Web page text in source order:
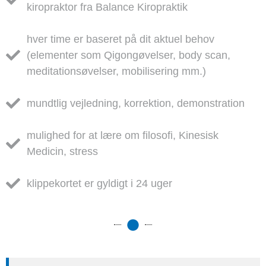
kiropraktor fra Balance Kiropraktik
hver time er baseret på dit aktuel behov
(elementer som Qigongøvelser, body scan,
meditationsøvelser, mobilisering mm.)
mundtlig vejledning, korrektion, demonstration
mulighed for at lære om filosofi, Kinesisk
Medicin, stress
klippekortet er gyldigt i 24 uger